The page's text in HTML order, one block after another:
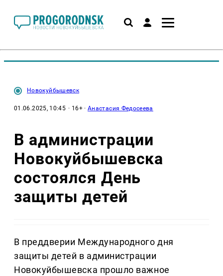
Новокуйбышевск
01.06.2025, 10:45 · 16+ ·Анастасия Федосеева
В администрации
Новокуйбышевска
состоялся День
защиты детей
В преддверии Международного дня
защиты детей в администрации
Новокуйбышевска прошло важное